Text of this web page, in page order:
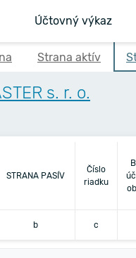
Účtovný výkaz
Strana aktív
s. r. o.
STRANA PASÍV
Číslo
riadku
b c